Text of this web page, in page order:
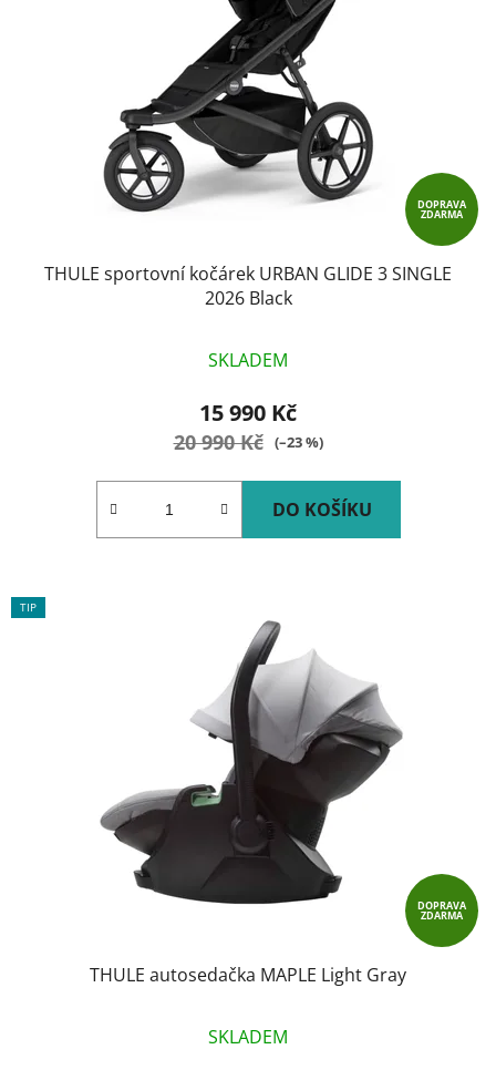
DOPRAVA
ZDARMA
THULE sportovní kočárek URBAN GLIDE 3 SINGLE
2026 Black
SKLADEM
15 990 Kč
20 990 Kč (–23 %)
DO KOŠÍKU
TIP
DOPRAVA
ZDARMA
THULE autosedačka MAPLE Light Gray
SKLADEM